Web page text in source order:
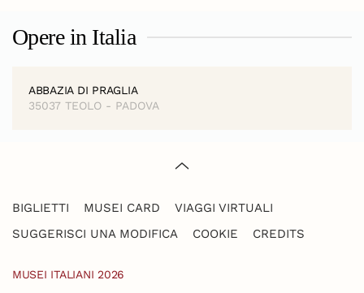
Opere in Italia
ABBAZIA DI PRAGLIA
35037 TEOLO - PADOVA
BIGLIETTI MUSEI CARD
VIAGGI VIRTUALI
SUGGERISCI UNA MODIFICA
COOKIE CREDITS
MUSEI ITALIANI 2026